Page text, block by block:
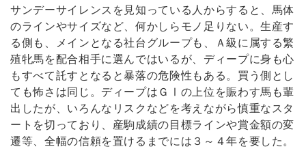
サンデーサイレンスを見知っている人からすると、馬体
のラインやサイズなど、何かしらモノ足りない。生産す
る側も、メインとなる社台グループも、Ａ級に属する繁
殖牝馬を配合相手に選んではいるが、ディープに身も心
もすべて託すとなると暴落の危険性もある。買う側とし
ても怖さは同じ。ディープはＧⅠの上位を賑わす馬も輩
出したが、いろんなリスクなどを考えながら慎重なスタ
ートを切っており、産駒成績の目標ラインや賞金額の変
遷等、全幅の信頼を置けるまでには３～４年を要した。